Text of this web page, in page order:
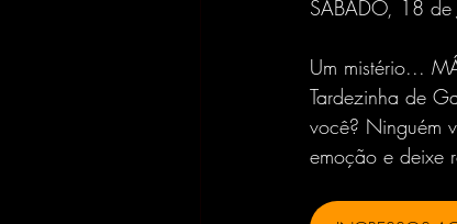
SÁBADO, 18 de
Um mistério...
Tardezinha de
você? Ninguém
emoção e deixe